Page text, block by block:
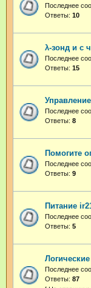
Последнее
Ответы: 10
λ-зонд и с
Последнее
Ответы: 15
Последнее
Ответы: 8
Помогите
Последнее
Ответы: 9
Питание
Последнее
Ответы: 5
Последнее
Ответы: 87